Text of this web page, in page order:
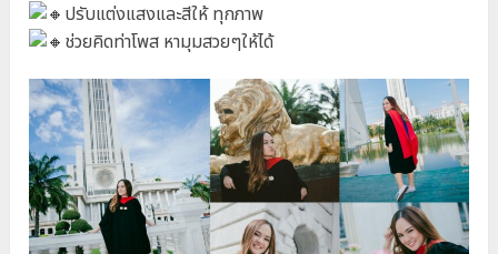
ปรับแต่งแสงและสีให้ ทุกภาพ
ช่วยคิดท่าโพส หามุมสวยๆให้ได้